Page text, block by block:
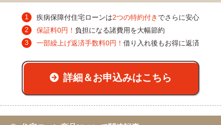
疾病保障付住宅ローンは2つの特約付き でさらに安心
保証料0円！ 負担になる諸費用を大幅節約
一部繰上げ返済手数料0円！ 借り入れ後もお得に返済
詳細＆お申込みはこちら